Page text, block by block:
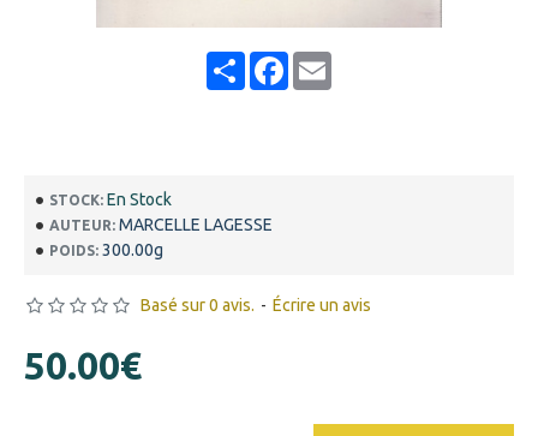
ShareFacebook
Email
STOCK: En Stock
AUTEUR: MARCELLE LAGESSE
POIDS: 300.00g
Basé sur 0 avis. - Écrire un avis
50.00€